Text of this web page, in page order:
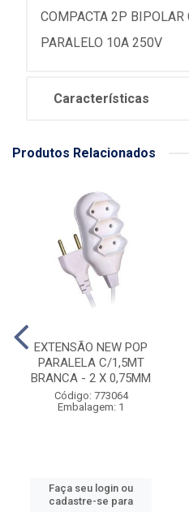
COMPACTA 2P BIPOLAR
PARALELO 10A 250V
Características
Produtos Relacionados
EXTENSÃO NEW POP
PARALELA C/1,5MT
BRANCA - 2 X 0,75MM
Código: 773064
Embalagem: 1
Faça seu login ou
cadastre-se para